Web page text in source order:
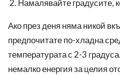
Намалявайте градусите,
Ако през деня няма никой
предпочитате по-хладна
температурата с 2-3
немалко енергия за целия